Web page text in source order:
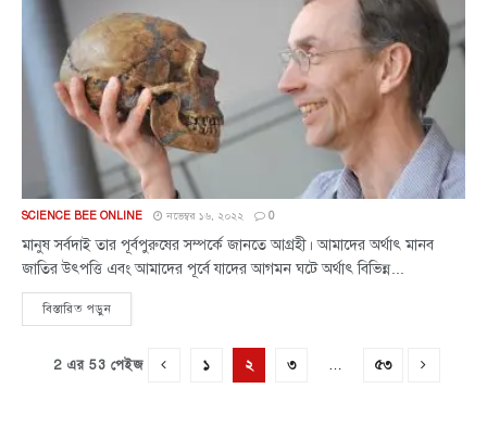
SCIENCE BEE ONLINE নভেম্বর ১৬, ২০২২ 0
মানুষ সর্বদাই তার পূর্বপুরুষের সম্পর্কে জানতে আগ্রহী। আমাদের অর্থাৎ মানব
জাতির উৎপত্তি এবং আমাদের পূর্বে যাদের আগমন ঘটে অর্থাৎ বিভিন্ন...
বিস্তারিত পড়ুন
2 এর 53 পেইজ ১ ২ ৩ … ৫৩